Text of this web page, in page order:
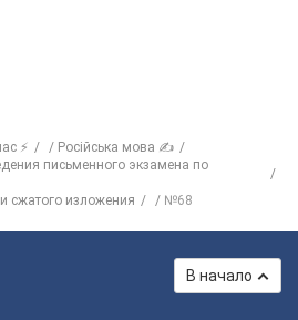
⚡
Російська мова ✍
письменного экзамена по
сжатого изложения
№68
В начало